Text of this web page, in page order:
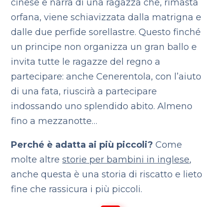
cinese e narra di una ragazza che, rimasta
orfana, viene schiavizzata dalla matrigna e
dalle due perfide sorellastre. Questo finché
un principe non organizza un gran ballo e
invita tutte le ragazze del regno a
partecipare: anche Cenerentola, con l’aiuto
di una fata, riuscirà a partecipare
indossando uno splendido abito. Almeno
fino a mezzanotte…
Perché è adatta ai più piccoli? Come
molte altrestorie per bambini in inglese,
anche questa è una storia di riscatto e lieto
fine che rassicura i più piccoli.